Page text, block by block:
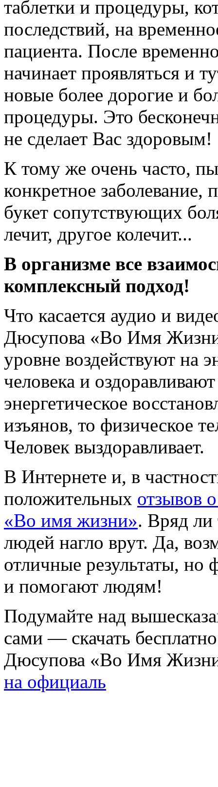
таблетки и процедуры,
последствий, на
пациента. После
начинает проявляться и
новые более дорогие и
процедуры. Это
не сделает Вас здоровым!
К тому же очень часто,
конкретное заболевание,
букет сопутствующих
лечит, другое колечит...
В организме все
комплексный подход!
Что касается аудио и
Дюсупова «Во Имя
уровне воздействуют на
человека и
энергетическое
изъянов, то физическое
Человек выздоравливает.
В Интернете и, в
положительных отзывов
«Во имя жизни». Вряд ли
людей нагло врут. Да,
отличные результаты, но
и помогают людям!
Подумайте над
сами — скачать
Дюсупова «Во Имя
на официаль